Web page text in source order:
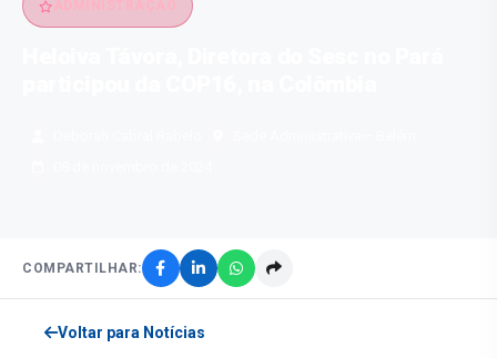
COMPARTILHAR:
Voltar para Notícias